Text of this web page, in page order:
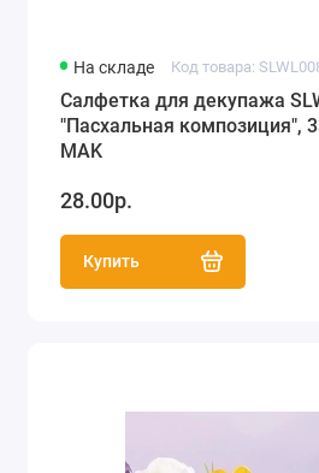
На складе Код товара:
Салфетка для декупажа
"Пасхальная композиция",
MAK
28.00р.
Купить